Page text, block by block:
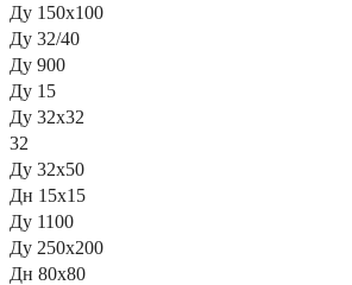
Ду 150х100
Ду 32/40
Ду 900
Ду 15
Ду 32х32
32
Ду 32х50
Дн 15х15
Ду 1100
Ду 250х200
Дн 80х80